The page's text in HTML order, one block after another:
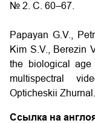
№ 2. С. 60–67.
Papayan G.V.,
Kim S.V., Berezin
the biological
multispectral
Opticheskii
Ссылка на